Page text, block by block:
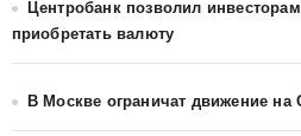
Центробанк позволил
приобретать валюту
В Москве ограничат движение на